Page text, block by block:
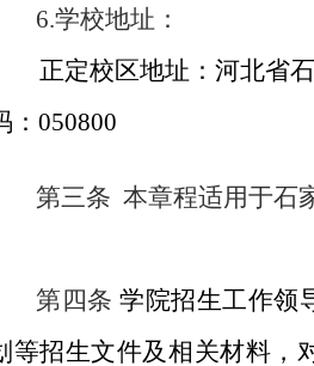
6.学校地址：
正定校区地址：河北省
：050800
第三条 本章程适用于石
第四条 学院招生工作领
等招生文件及相关材料，